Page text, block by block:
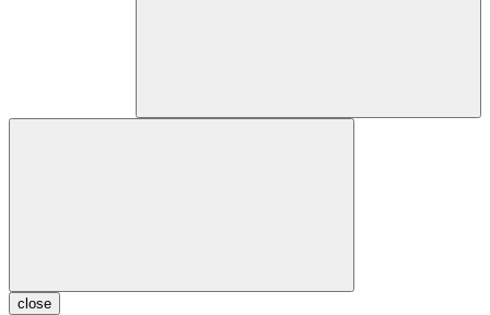
close